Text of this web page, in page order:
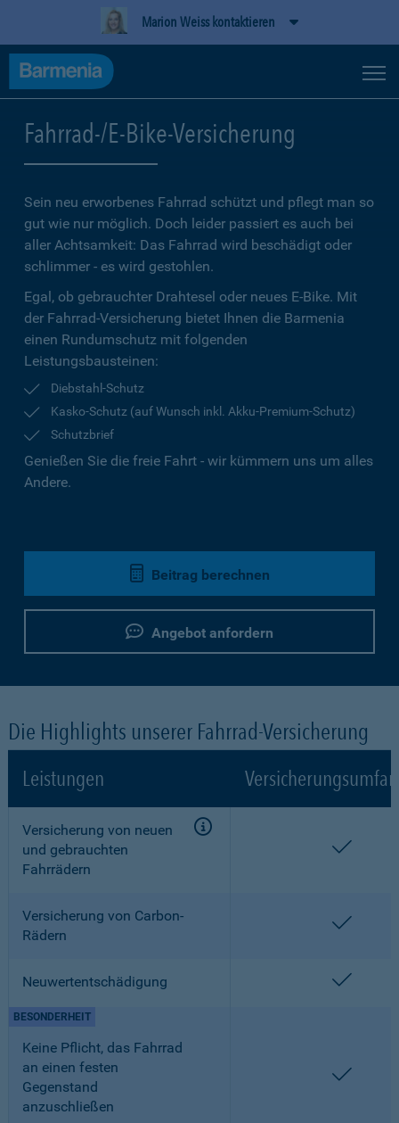
Marion Weiss kontaktieren
Fahrrad-/E-Bike-Versicherung
Sein neu erworbenes Fahrrad schützt und pflegt man so
gut wie nur möglich. Doch leider passiert es auch bei
aller Achtsamkeit: Das Fahrrad wird beschädigt oder
schlimmer - es wird gestohlen.
Egal, ob gebrauchter Drahtesel oder neues E-Bike. Mit
der Fahrrad-Versicherung bietet Ihnen die Barmenia
einen Rundumschutz mit folgenden
Leistungsbausteinen:
Diebstahl-Schutz
Kasko-Schutz (auf Wunsch inkl. Akku-Premium-Schutz)
Schutzbrief
Genießen Sie die freie Fahrt - wir kümmern uns um alles
Andere.
Beitrag berechnen
Angebot anfordern
Die Highlights unserer Fahrrad-Versicherung
Leistungen
Versicherung von neuen
und gebrauchten
Fahrrädern
Versicherung von Carbon-
Rädern
Neuwertentschädigung
Keine Pflicht, das Fahrrad
an einen festen
Gegenstand
anzuschließen
BESONDERHEIT